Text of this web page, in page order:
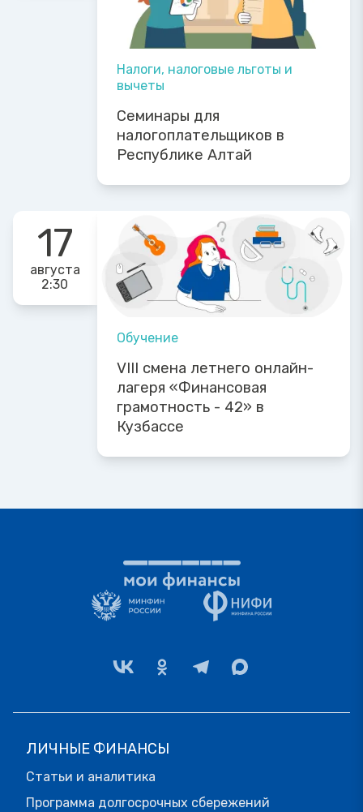
Налоги, налоговые льготы и
вычеты
Семинары для
налогоплательщиков в
Республике Алтай
17
августа
2:30
Обучение
VIII смена летнего онлайн-
лагеря «Финансовая
грамотность - 42» в
Кузбассе
ЛИЧНЫЕ ФИНАНСЫ
Статьи и аналитика
Программа долгосрочных сбережений